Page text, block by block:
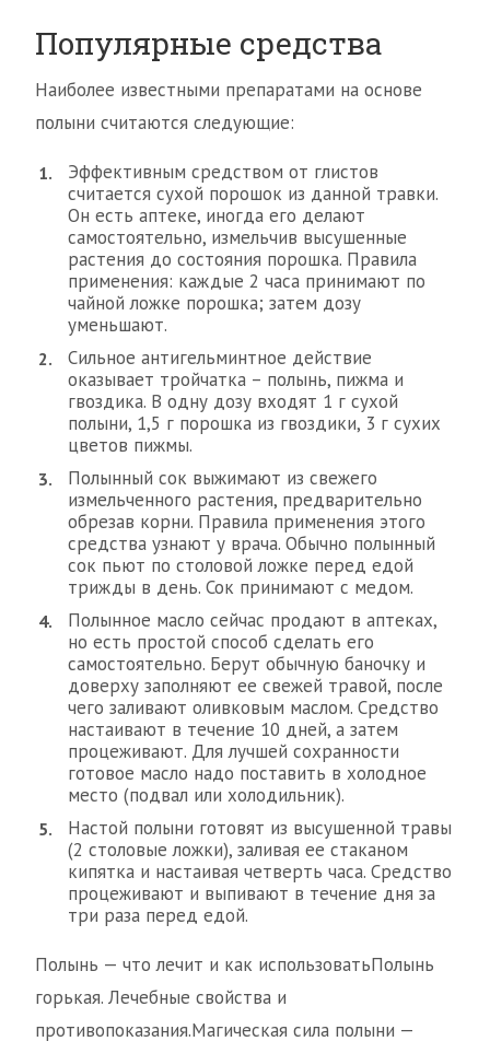
Популярные средства
Наиболее известными препаратами на основе
полыни считаются следующие:
Эффективным средством от глистов
считается сухой порошок из данной травки.
Он есть аптеке, иногда его делают
самостоятельно, измельчив высушенные
растения до состояния порошка. Правила
применения: каждые 2 часа принимают по
чайной ложке порошка; затем дозу
уменьшают.
Сильное антигельминтное действие
оказывает тройчатка – полынь, пижма и
гвоздика. В одну дозу входят 1 г сухой
полыни, 1,5 г порошка из гвоздики, 3 г сухих
цветов пижмы.
Полынный сок выжимают из свежего
измельченного растения, предварительно
обрезав корни. Правила применения этого
средства узнают у врача. Обычно полынный
сок пьют по столовой ложке перед едой
трижды в день. Сок принимают с медом.
Полынное масло сейчас продают в аптеках,
но есть простой способ сделать его
самостоятельно. Берут обычную баночку и
доверху заполняют ее свежей травой, после
чего заливают оливковым маслом. Средство
настаивают в течение 10 дней, а затем
процеживают. Для лучшей сохранности
готовое масло надо поставить в холодное
место (подвал или холодильник).
Настой полыни готовят из высушенной травы
(2 столовые ложки), заливая ее стаканом
кипятка и настаивая четверть часа. Средство
процеживают и выпивают в течение дня за
три раза перед едой.
Полынь — что лечит и как использоватьПолынь
горькая. Лечебные свойства и
противопоказания.Магическая сила полыни —